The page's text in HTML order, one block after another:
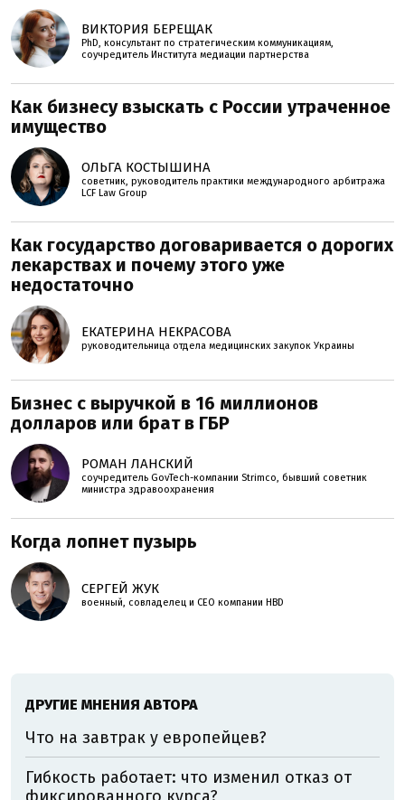
ВИКТОРИЯ БЕРЕЩАК
PhD, консультант по стратегическим коммуникациям,
соучредитель Института медиации партнерства
Как бизнесу взыскать с России утраченное
имущество
ОЛЬГА КОСТЫШИНА
советник, руководитель практики международного арбитража
LCF Law Group
Как государство договаривается о дорогих
лекарствах и почему этого уже
недостаточно
ЕКАТЕРИНА НЕКРАСОВА
руководительница отдела медицинских закупок Украины
Бизнес с выручкой в 16 миллионов
долларов или брат в ГБР
РОМАН ЛАНСКИЙ
соучредитель GovTech-компании Strimco, бывший советник
министра здравоохранения
Когда лопнет пузырь
СЕРГЕЙ ЖУК
военный, совладелец и СЕО компании HBD
ДРУГИЕ МНЕНИЯ АВТОРА
Что на завтрак у европейцев?
Гибкость работает: что изменил отказ от